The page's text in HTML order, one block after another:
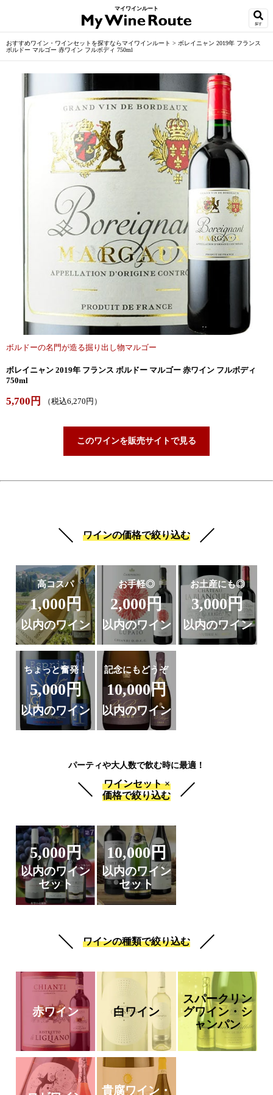
マイワインルート
探す
おすすめワイン・ワインセットを探すならマイワインルート > ボレイニャン 2019年 フランス
ボルドー マルゴー 赤ワイン フルボディ 750ml
ボルドーの名門が造る掘り出し物マルゴー
ボレイニャン 2019年 フランス ボルドー マルゴー 赤ワイン フルボディ
750ml
5,700円 （税込6,270円）
このワインを販売サイトで見る
ワインの価格で絞り込む
高コスパ
1,000円
以内のワイン
お手軽◎
2,000円
以内のワイン
お土産にも◎
3,000円
以内のワイン
ちょっと奮発！
5,000円
以内のワイン
記念にもどうぞ
10,000円
以内のワイン
パーティや大人数で飲む時に最適！
ワインセット ×
価格で絞り込む
5,000円
以内のワイン
セット
10,000円
以内のワイン
セット
ワインの種類で絞り込む
赤ワイン 白ワイン
スパークリン
グワイン・シ
ャンパン
貴腐ワイン・